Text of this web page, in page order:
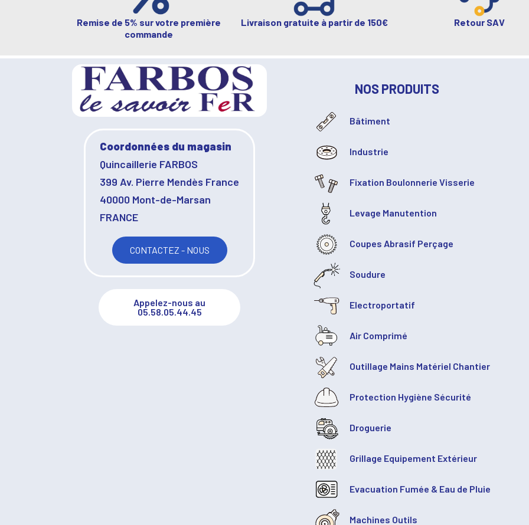
Remise de 5% sur votre première
commande
Livraison gratuite à partir de 150€ Retour SAV
Coordonnées du magasin
Quincaillerie FARBOS
399 Av. Pierre Mendès France
40000 Mont-de-Marsan
FRANCE
CONTACTEZ - NOUS
Appelez-nous au
05.58.05.44.45
NOS PRODUITS
Bâtiment
Industrie
Fixation Boulonnerie Visserie
Levage Manutention
Coupes Abrasif Perçage
Soudure
Electroportatif
Air Comprimé
Outillage Mains Matériel Chantier
Protection Hygiène Sécurité
Droguerie
Grillage Equipement Extérieur
Evacuation Fumée & Eau de Pluie
Machines Outils